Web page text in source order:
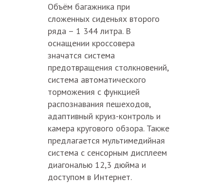
Объём багажника при
сложенных сиденьях второго
ряда – 1 344 литра. В
оснащении кроссовера
значатся система
предотвращения столкновений,
система автоматического
торможения с функцией
распознавания пешеходов,
адаптивный круиз-контроль и
камера кругового обзора. Также
предлагается мультимедийная
система с сенсорным дисплеем
диагональю 12,3 дюйма и
доступом в Интернет.